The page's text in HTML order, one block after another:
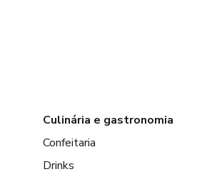
Culinária e gastronomia
Confeitaria
Drinks